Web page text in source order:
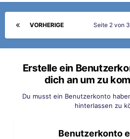
VORHERIGE Seite 2 von 3
Erstelle ein
dich an um zu
Du musst ein Benutzerkonto
hinterlassen zu
Benutzerkonto